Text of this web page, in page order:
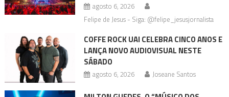
agosto 6, 2026
Felipe de Jesus - Siga: @felipe_jesusjornalista
COFFE ROCK UAI CELEBRA CINCO ANOS E
LANÇA NOVO AUDIOVISUAL NESTE
SÁBADO
agosto 6, 2026 Joseane Santos